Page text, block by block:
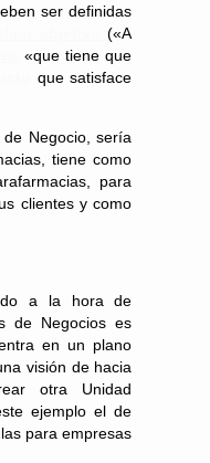
ser definidas
objetivo(«A
«que tiene que
que satisface
Negocio, sería
tiene como
para
clientes y como
a la hora de
de Negocios es
en un plano
visión de hacia
otra Unidad
ejemplo el de
para empresas